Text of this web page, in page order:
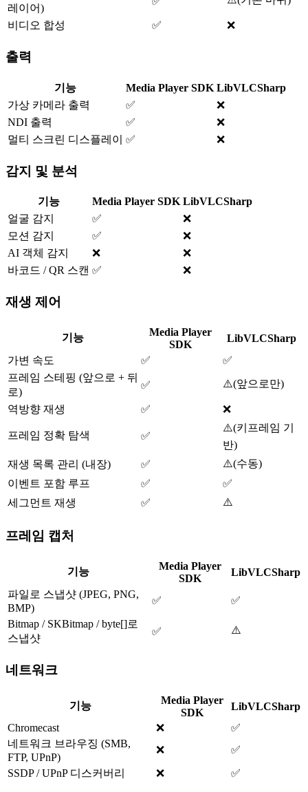
레이어)
비디오 합성 ✅ ❌
출력
기능 Media Player SDK LibVLCSharp
가상 카메라 출력
✅
❌
NDI 출력
✅
❌
멀티 스크린 디스플레이
✅ ❌
감지 및 분석
기능 Media Player SDK LibVLCSharp
얼굴 감지
✅
❌
모션 감지
✅
❌
AI 객체 감지
❌
❌
바코드 / QR 스캔 ✅ ❌
재생 제어
기능
Media Player
SDK
LibVLCSharp
가변 속도
✅
✅
프레임 스테핑 (앞으로 + 뒤
로)
✅ ⚠️(앞으로만)
역방향 재생 ✅ ❌
프레임 정확 탐색 ✅
⚠️(키프레임 기
반)
재생 목록 관리 (내장)
✅ ⚠️(수동)
이벤트 포함 루프
✅
✅
세그먼트 재생
✅ ⚠️
프레임 캡처
기능
Media Player
SDK
LibVLCSharp
파일로 스냅샷 (JPEG, PNG,
BMP)
✅
✅
Bitmap / SKBitmap / byte[]로
스냅샷
✅ ⚠️
네트워크
기능
Media Player
SDK
LibVLCSharp
Chromecast
❌
✅
네트워크 브라우징 (SMB,
FTP, UPnP)
❌
✅
SSDP / UPnP 디스커버리
❌ ✅